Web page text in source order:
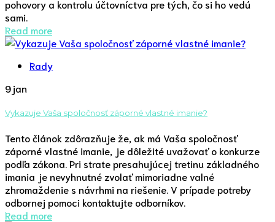
pohovory a kontrolu účtovníctva pre tých, čo si ho vedú
sami.
Read more
Rady
9jan
Vykazuje Vaša spoločnosť záporné vlastné imanie?
Tento článok zdôrazňuje že, ak má Vaša spoločnosť
záporné vlastné imanie, je dôležité uvažovať o konkurze
podľa zákona. Pri strate presahujúcej tretinu základného
imania je nevyhnutné zvolať mimoriadne valné
zhromaždenie s návrhmi na riešenie. V prípade potreby
odbornej pomoci kontaktujte odborníkov.
Read more